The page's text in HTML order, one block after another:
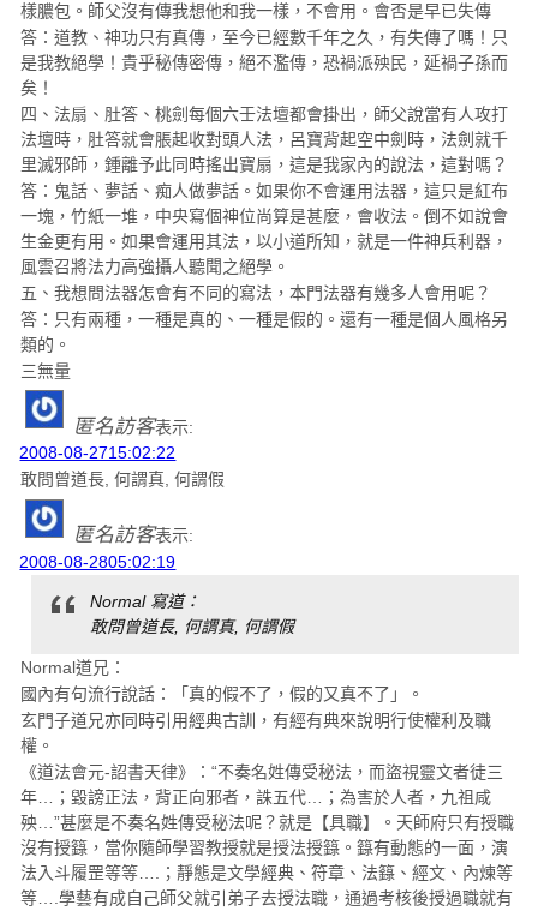
樣膿包。師父沒有傳我想他和我一樣，不會用。會否是早已失傳
答：道教、神功只有真傳，至今已經數千年之久，有失傳了嗎！只
是我教絕學！貴乎秘傳密傳，絕不濫傳，恐禍派殃民，延禍子孫而
矣！
四、法扇、肚答、桃劍每個六壬法壇都會掛出，師父說當有人攻打
法壇時，肚答就會脹起收對頭人法，呂寶背起空中劍時，法劍就千
里滅邪師，鍾離予此同時搖出寶扇，這是我家內的說法，這對嗎？
答：鬼話、夢話、痴人做夢話。如果你不會運用法器，這只是紅布
一塊，竹紙一堆，中央寫個神位尚算是甚麼，會收法。倒不如說會
生金更有用。如果會運用其法，以小道所知，就是一件神兵利器，
風雲召將法力高強攝人聽聞之絕學。
五、我想問法器怎會有不同的寫法，本門法器有幾多人會用呢？
答：只有兩種，一種是真的、一種是假的。還有一種是個人風格另
類的。
三無量
匿名訪客表示:
2008-08-2715:02:22
敢問曾道長, 何謂真, 何謂假
匿名訪客表示:
2008-08-2805:02:19
Normal 寫道：
敢問曾道長, 何謂真, 何謂假
Normal道兄：
國內有句流行說話：「真的假不了，假的又真不了」。
玄門子道兄亦同時引用經典古訓，有經有典來說明行使權利及職
權。
《道法會元-詔書天律》：“不奏名姓傳受秘法 ，而盜視靈文者徒三
年…；毀謗正法，背正向邪者，誅五代…；為害於人者，九祖咸
殃…”甚麼是不奏名姓傳受秘法呢？就是【具職】。天師府只有授職
沒有授籙，當你隨師學習教授就是授法授籙。籙有動態的一面，演
法入斗履罡等等….；靜態是文學經典、符章、法籙、經文、內煉等
等….學藝有成自己師父就引弟子去授法職，通過考核後授過職就有